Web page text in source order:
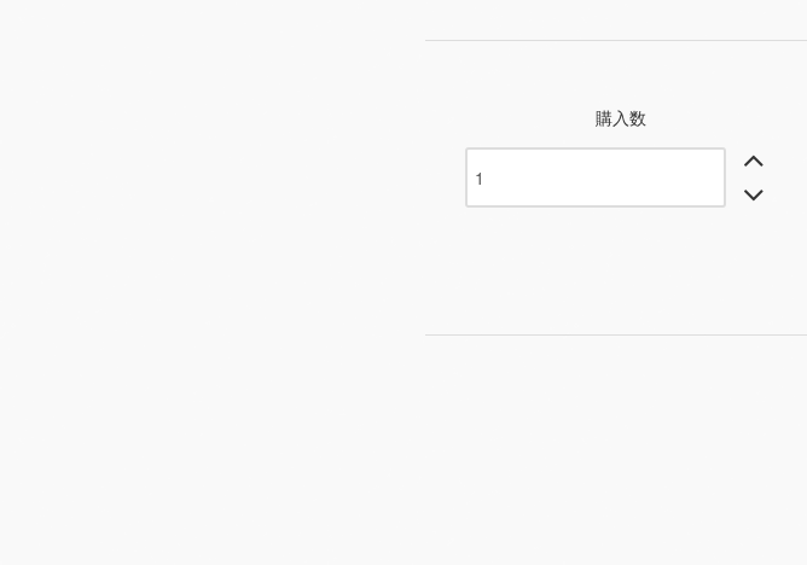
購入数